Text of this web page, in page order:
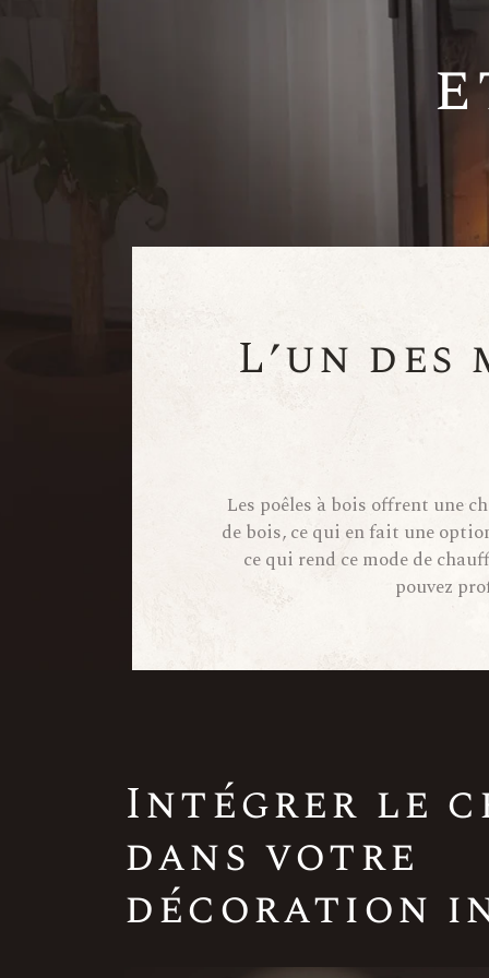
L’un
Les poêles à bois offrent une
de bois, ce qui en fait une
ce qui rend ce mode de
pouvez
Intégrer le
dans votre
décoration